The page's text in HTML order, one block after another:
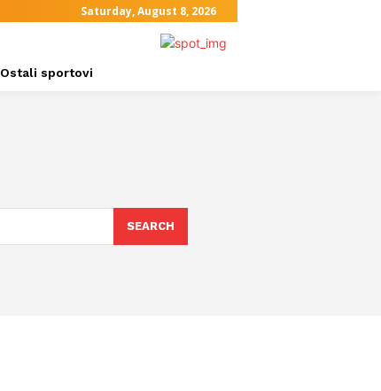
Saturday, August 8, 2026
Ostali sportovi
SEARCH